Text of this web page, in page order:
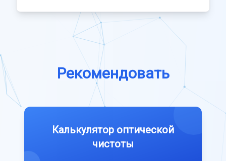
Рекомендовать
Калькулятор оптической
чистоты